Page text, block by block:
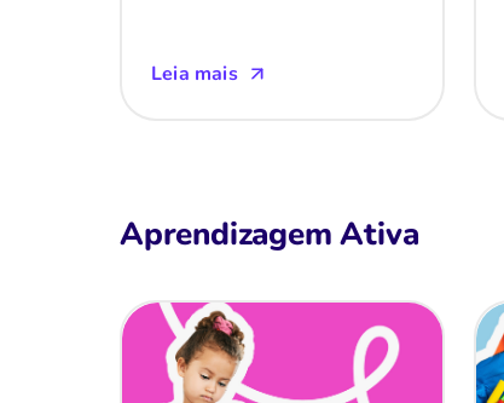
Leia mais
Aprendizagem Ativa